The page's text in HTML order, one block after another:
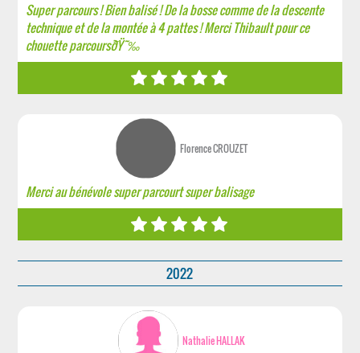
Super parcours ! Bien balisé ! De la bosse comme de la descente
technique et de la montée à 4 pattes ! Merci Thibault pour ce
chouette parcoursðŸ˜‰
Florence CROUZET
Merci au bénévole super parcourt super balisage
2022
Nathalie HALLAK